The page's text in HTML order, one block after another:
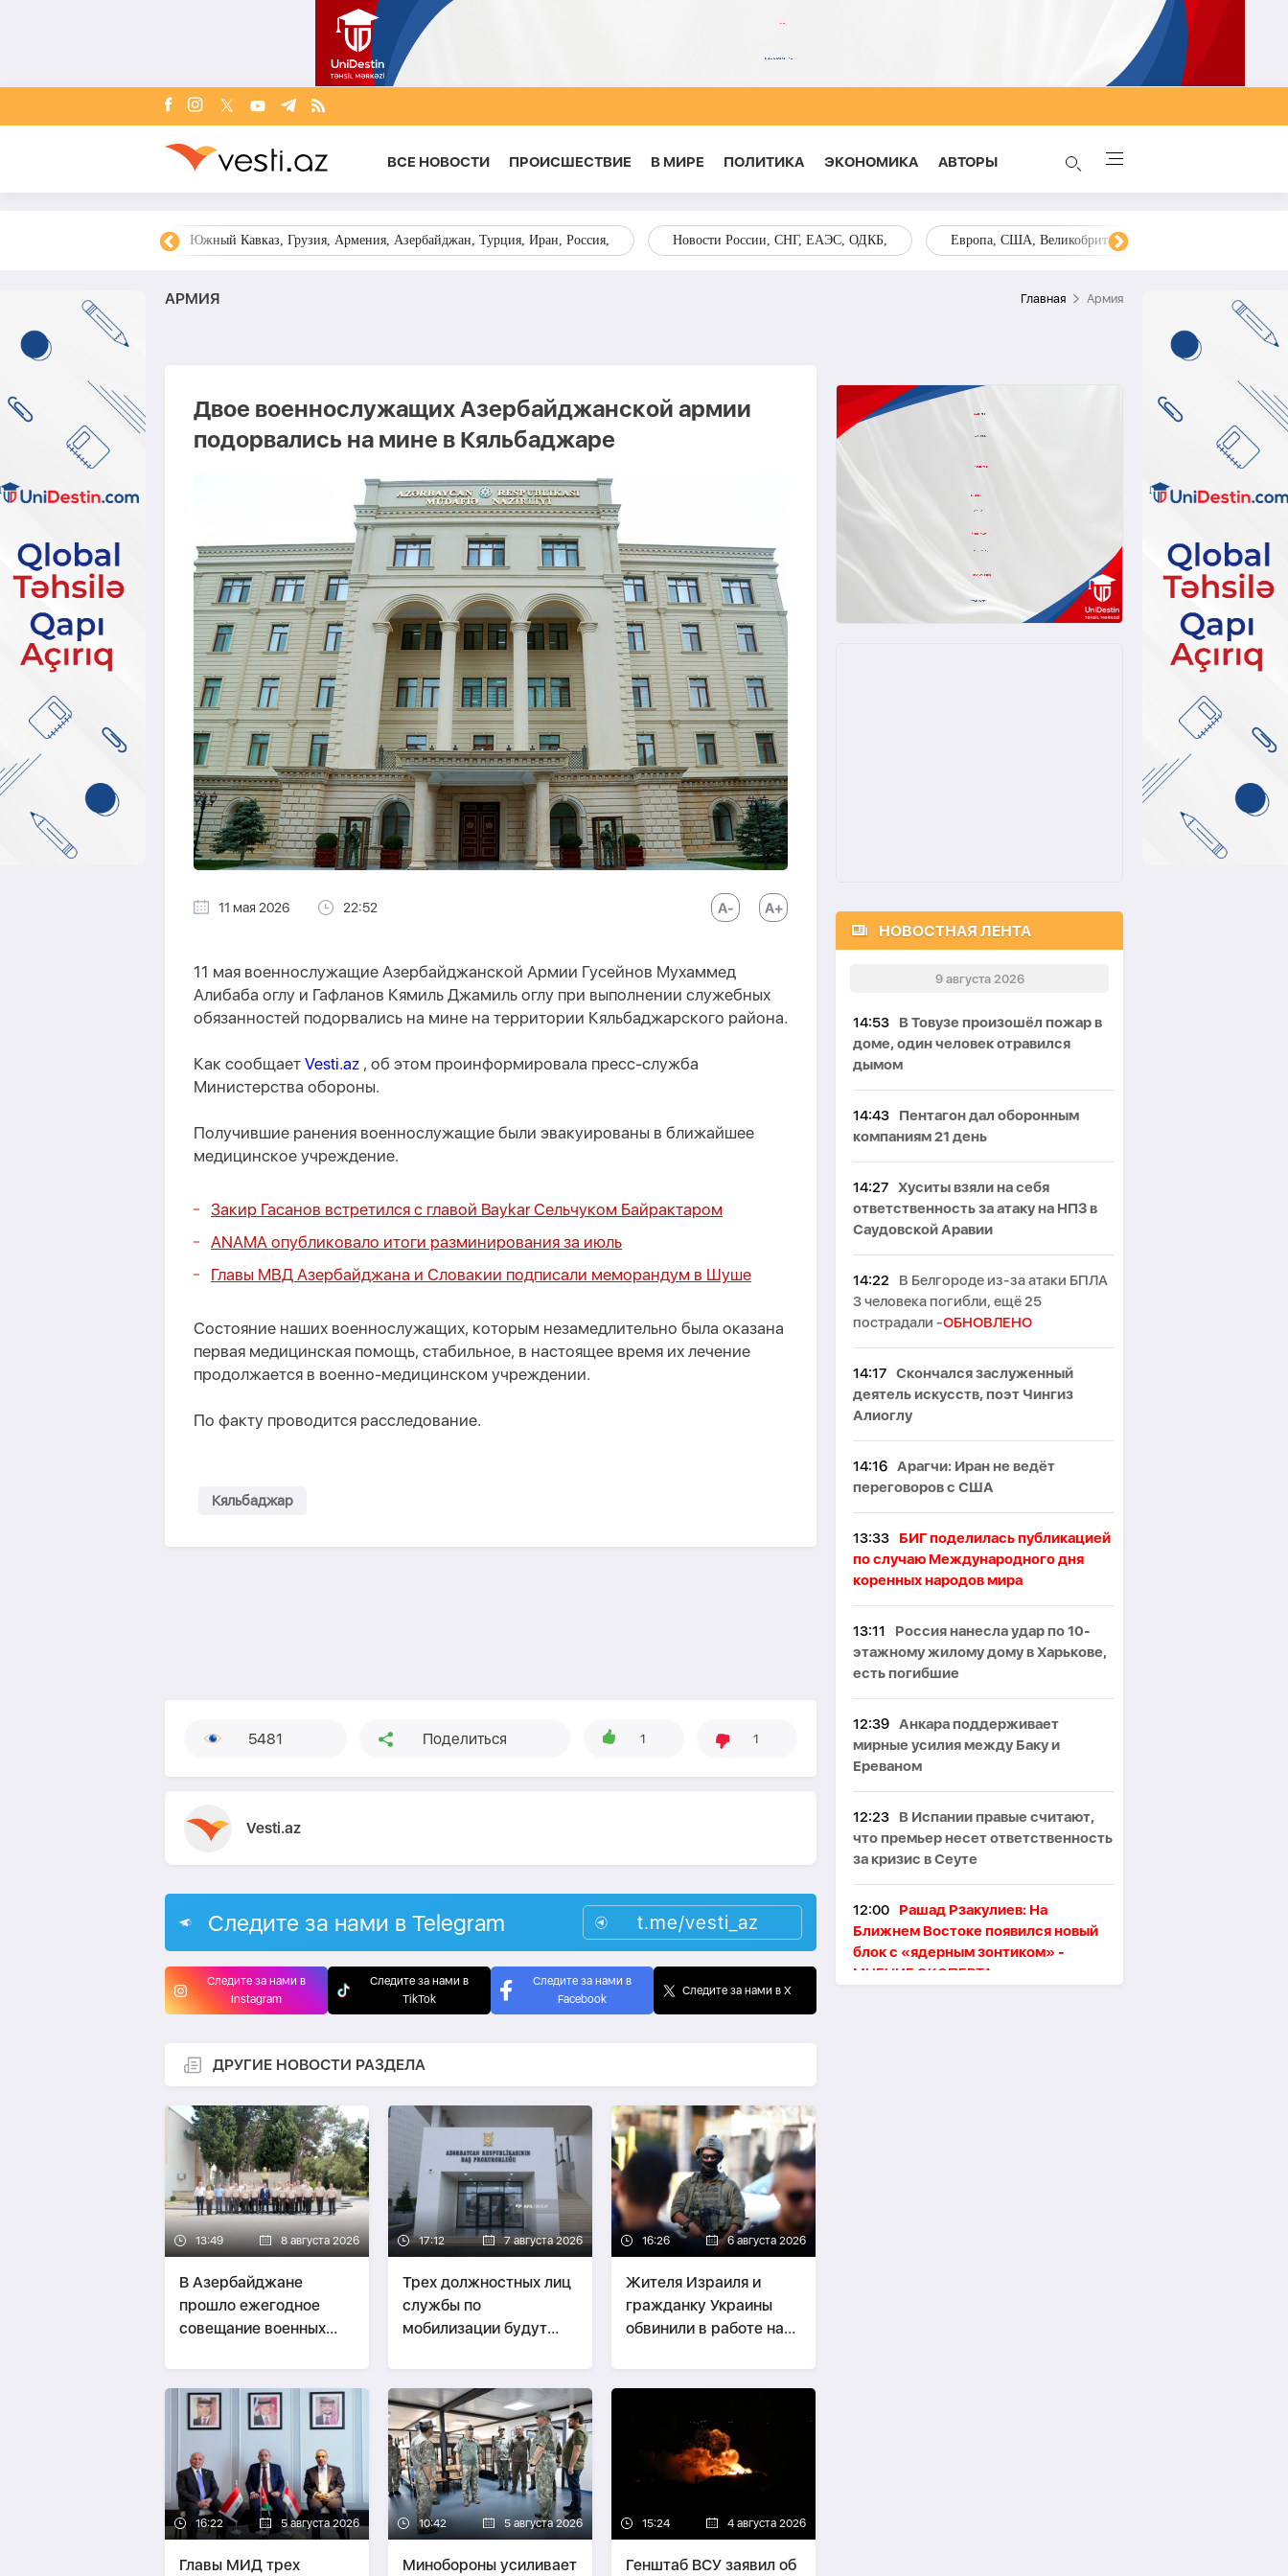
ВСЕ НОВОСТИ ПРОИСШЕСТВИЕ В МИРЕ ПОЛИТИКА ЭКОНОМИКА AВТОРЫ
Южный Кавказ, Грузия, Армения, Азербайджан, Турция, Иран, Россия, Новости России, СНГ, ЕАЭС, ОДКБ, Европа, США, Великобритания, Украина, Запад,
АРМИЯ Главная Армия
Двое военнослужащих Азербайджанской армии
подорвались на мине в Кяльбаджаре
11 мая 2026 22:52
11 мая военнослужащие Азербайджанской Армии Гусейнов Мухаммед
Алибаба оглу и Гафланов Кямиль Джамиль оглу при выполнении служебных
обязанностей подорвались на мине на территории Кяльбаджарского района.
Как сообщает Vesti.az , об этом проинформировала пресс-служба
Министерства обороны.
Получившие ранения военнослужащие были эвакуированы в ближайшее
медицинское учреждение.
Закир Гасанов встретился с главой Baykar Сельчуком Байрактаром
ANAMA опубликовало итоги разминирования за июль
Главы МВД Азербайджана и Словакии подписали меморандум в Шуше
Состояние наших военнослужащих, которым незамедлительно была оказана
первая медицинская помощь, стабильное, в настоящее время их лечение
продолжается в военно-медицинском учреждении.
По факту проводится расследование.
Кяльбаджар
5481 Поделиться 1 1
Vesti.az
Следите за нами в Telegram t.me/vesti_az
Следите за нами в
Instagram
Следите за нами в
TikTok
Следите за нами в
Facebook
Следите за нами в X
ДРУГИЕ НОВОСТИ РАЗДЕЛА
13:49 8 августа 2026
В Азербайджане
прошло ежегодное
совещание военных
17:12 7 августа 2026
Трех должностных лиц
службы по
мобилизации будут
взятках
16:26 6 августа 2026
Жителя Израиля и
гражданку Украины
обвинили в работе на
16:22 5 августа 2026
Главы МИД трех
10:42 5 августа 2026
Минобороны усиливает
15:24 4 августа 2026
Генштаб ВСУ заявил об
НОВОСТНАЯ ЛЕНТА
9 августа 2026
14:53
В Товузе произошёл пожар в
доме, один человек отравился
дымом
14:43
Пентагон дал оборонным
компаниям 21 день
14:27 Хуситы взяли на себя
ответственность за атаку на НПЗ в
Саудовской Аравии
14:22
В Белгороде из-за атаки БПЛА
3 человека погибли, ещё 25
пострадали -ОБНОВЛЕНО
14:17 Скончался заслуженный
деятель искусств, поэт Чингиз
Алиоглу
14:16 Арагчи: Иран не ведёт
переговоров с США
13:33
БИГ поделилась публикацией
по случаю Международного дня
коренных народов мира
13:11
Россия нанесла удар по 10-
этажному жилому дому в Харькове,
есть погибшие
12:39 Анкара поддерживает
мирные усилия между Баку и
Ереваном
12:23
В Испании правые считают,
что премьер несет ответственность
за кризис в Сеуте
12:00
Рашад Рзакулиев: На
Ближнем Востоке появился новый
блок с «ядерным зонтиком» -
МНЕНИЕ ЭКСПЕРТА